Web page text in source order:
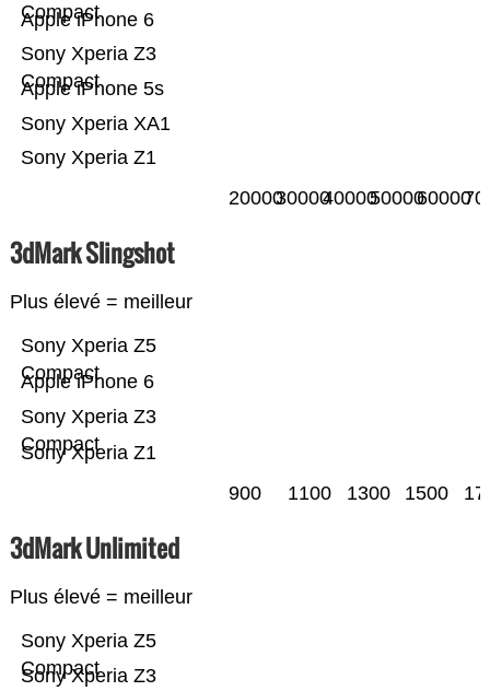
Sony Xperia Z1
Sony Xperia XA1
Apple iPhone 5s
Sony Xperia Z3
Compact
Apple iPhone 6
Compact
2000030000400005000060000
3dMark Slingshot
Plus élevé = meilleur
Sony Xperia Z1
Sony Xperia Z3
Compact
Apple iPhone 6
Sony Xperia Z5
Compact
900 1100 1300 1500
3dMark Unlimited
Plus élevé = meilleur
Sony Xperia Z3
Sony Xperia Z5
Compact